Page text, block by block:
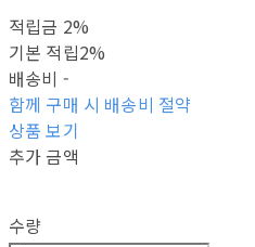
적립금 2%
기본 적립2%
배송비 -
함께 구매 시 배송비 절약
상품 보기
추가 금액
수량